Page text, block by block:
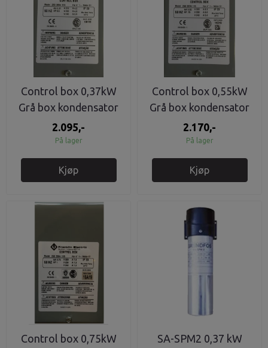
Control box 0,37kW
Grå box kondensator
franklin
2.095,-
På lager
Kjøp
Control box 0,55kW
Grå box kondensator
franklin
2.170,-
På lager
Kjøp
Control box 0,75kW
SA-SPM2 0,37 kW